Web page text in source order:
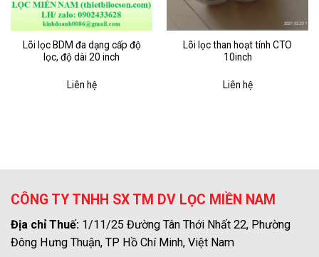
Lõi lọc BDM đa dạng cấp độ
lọc, độ dài 20 inch
Liên hệ
Lõi lọc than hoạt tính CTO
10inch
Liên hệ
CÔNG TY TNHH SX TM DV LỌC MIỀN NAM
Địa chỉ Thuế: 1/11/25 Đường Tân Thới Nhất 22, Phường
Đông Hưng Thuận, TP Hồ Chí Minh, Việt Nam